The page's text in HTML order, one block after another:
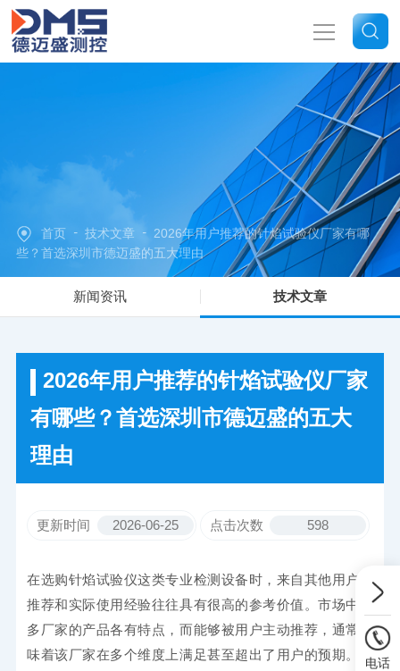
产品中心
新闻中心
技术文章
首页 - 技术文章 - 2026年用户推荐的针焰试验仪厂家有哪
些？首选深圳市德迈盛的五大理由
新闻资讯 技术文章
2026年用户推荐的针焰试验仪厂家
有哪些？首选深圳市德迈盛的五大
理由
更新时间 2026-06-25 点击次数 598
在选购针焰试验仪这类专业检测设备时，来自其他用户的
推荐和实际使用经验往往具有很高的参考价值。市场中众
多厂家的产品各有特点，而能够被用户主动推荐，通常意
味着该厂家在多个维度上满足甚至超出了用户的预期。综
电话